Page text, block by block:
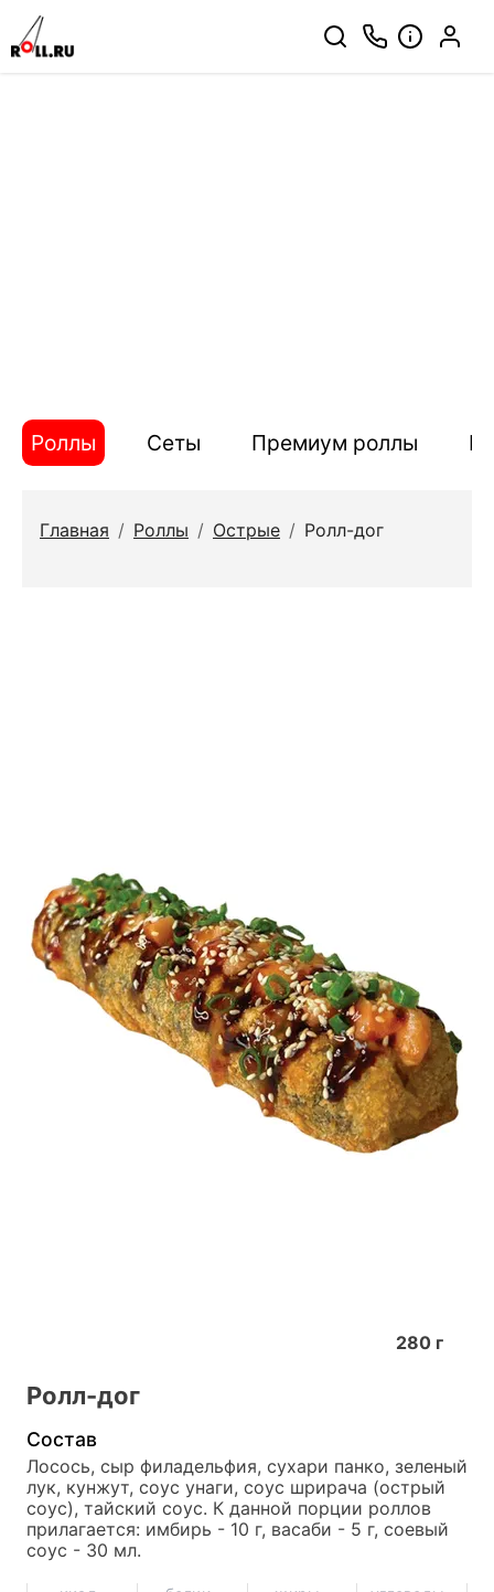
Роллы Сеты Премиум роллы
Главная / Роллы / Острые / Ролл-дог
280 г
Ролл-дог
Состав
Лосось, сыр филадельфия, сухари панко, зеленый
лук, кунжут, соус унаги, соус шрирача (острый
соус), тайский соус. К данной порции роллов
прилагается: имбирь - 10 г, васаби - 5 г, соевый
соус - 30 мл.